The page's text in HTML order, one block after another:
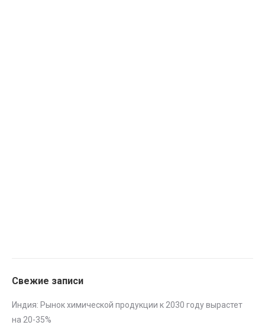
Свежие записи
Индия: Рынок химической продукции к 2030 году вырастет
на 20-35%